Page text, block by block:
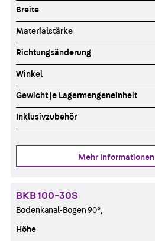
Breite
Materialstärke
Richtungsänderung
Winkel
Gewicht je Lagermengeneinheit
Inklusivzubehör
Mehr Informationen
BKB 100-30S
Bodenkanal-Bogen 90°,
Höhe